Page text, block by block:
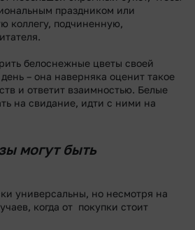
праздником или
коллегу, подчиненную,
белоснежные цветы своей
– она наверняка оценит такое
и ответит взаимностью. Белые
на свидание, идти с ними на
могут быть
универсальны, но несмотря на
когда от покупки стоит